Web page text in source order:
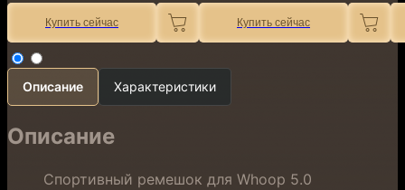
Купить сейчас Купить сейчас
Описание Характеристики
Описание
Спортивный ремешок для Whoop 5.0